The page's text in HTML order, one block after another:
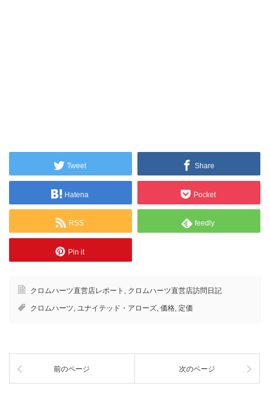
Tweet Share
Hatena Pocket
RSS feedly
Pin it
クロムハーツ直営店レポート , クロムハーツ直営店訪問日記
クロムハーツ, ユナイテッド・アローズ, 価格, 定価
前のページ 次のページ